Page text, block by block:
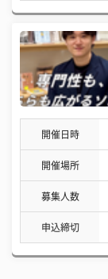
開催日時
開催場所
募集人数
申込締切